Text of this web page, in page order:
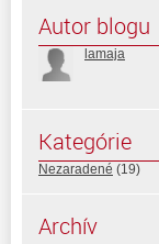
Autor blogu
lamaja
Kategórie
Nezaradené (19)
Archív